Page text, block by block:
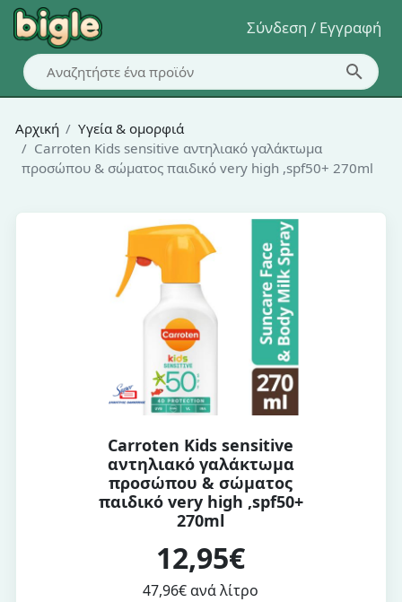
Σύνδεση / Εγγραφή
Αρχική
Υγεία & ομορφιά
Carroten Kids sensitive αντηλιακό γαλάκτωμα
προσώπου & σώματος παιδικό very high ,spf50+ 270ml
Carroten Kids sensitive
αντηλιακό γαλάκτωμα
προσώπου & σώματος
παιδικό very high ,spf50+
270ml
12,95€
47,96€ ανά λίτρο